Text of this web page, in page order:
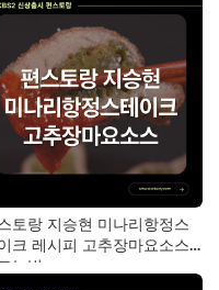
토랑 지승현 미나리항정스
크 레시피 고추장마요소스
는법